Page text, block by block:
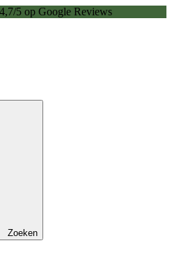
5 op Google Reviews
Zoeken